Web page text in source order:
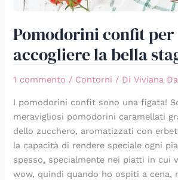
Pomodorini confit per
accogliere la bella
1 commento / Contorni / DiViviana
I pomodorini confit sono una figata!
meravigliosi pomodorini caramellati
dello zucchero, aromatizzati con
la capacità di rendere speciale ogni
spesso, specialmente nei piatti in cui
wow, quindi quando ho ospiti a cena,